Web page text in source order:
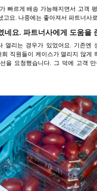
빠르게 배송 가능해지면서 고객
요. 나중에는 좋아져서 파트너사
요. 파트너사에게 도움을
리는 경우가 있었어요. 기존엔
직원들이 케이스가 열리지 않
을 요청했습니다. 그 덕에 고객